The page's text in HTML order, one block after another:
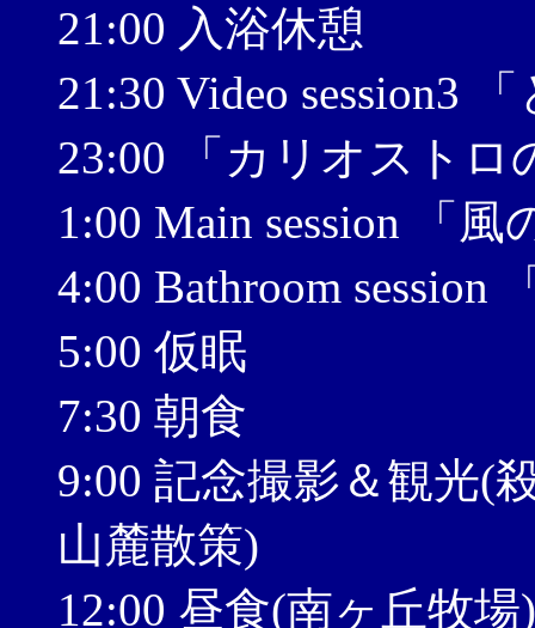
21:00 入浴休憩
21:30 Video session3
23:00 「カリオストロ
1:00 Main session 「
4:00 Bathroom
5:00 仮眠
7:30 朝食
9:00 記念撮影＆観光(
山麓散策)
12:00 昼食(南ヶ丘牧